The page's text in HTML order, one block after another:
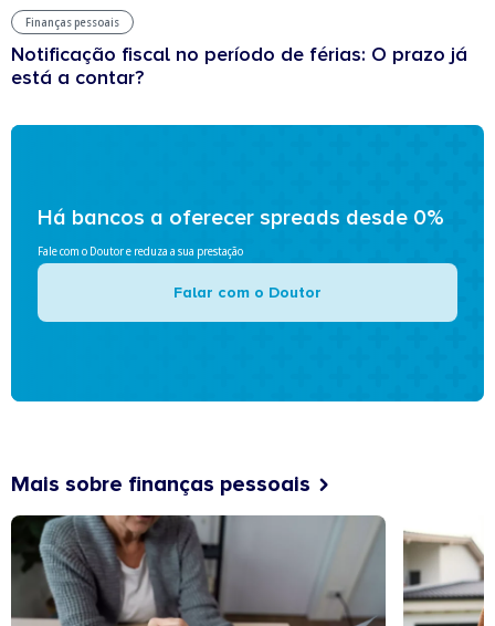
Finanças pessoais
Notificação fiscal no período de férias: O prazo já
está a contar?
Há bancos a oferecer spreads desde 0%
Fale com o Doutor e reduza a sua prestação
Falar com o Doutor
Mais sobre finanças pessoais